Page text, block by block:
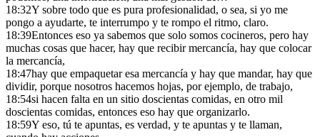
18:32Y sobre todo que es pura profesionalidad, o sea, si yo me
pongo a ayudarte, te interrumpo y te rompo el ritmo, claro.
18:39Entonces eso ya sabemos que solo somos cocineros, pero hay
muchas cosas que hacer, hay que recibir mercancía, hay que colocar
la mercancía,
18:47hay que empaquetar esa mercancía y hay que mandar, hay que
dividir, porque nosotros hacemos hojas, por ejemplo, de trabajo,
18:54si hacen falta en un sitio doscientas comidas, en otro mil
doscientas comidas, entonces eso hay que organizarlo.
18:59Y eso, tú te apuntas, es verdad, y te apuntas y te llaman,